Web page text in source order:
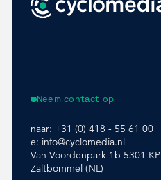
Neem contact op
naar: +31 (0) 418 - 55 61 00
e: info@cyclomedia.nl
Van Voordenpark 1b 5301 KP
Zaltbommel (NL)